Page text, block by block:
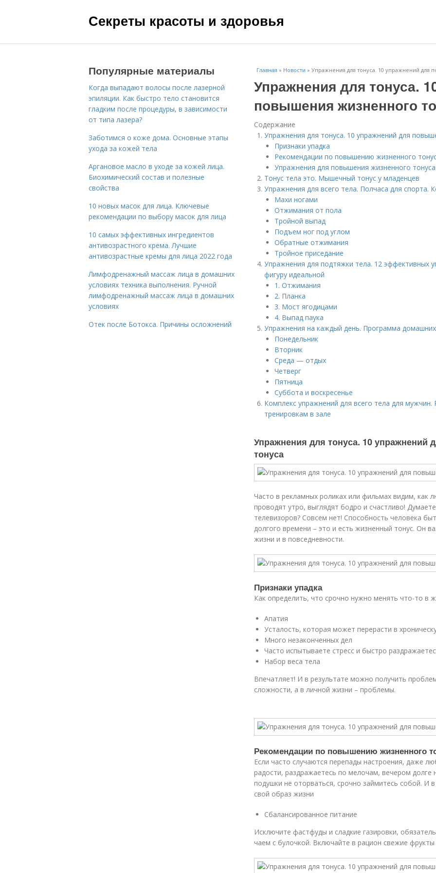
Секреты красоты и здоровья
Главная » Новости » Упражнения для тонуса. 10 упражнений для
Упражнения для тонуса.
повышения жизненного
Содержание
Упражнения для тонуса. 10 упражнений для
Признаки упадка
Рекомендации по повышению жизненного
Упражнения для повышения жизненного тонуса
Тонус тела это. Мышечный тонус у младенцев
Упражнения для всего тела. Полчаса для спорта.
Махи ногами
Отжимания от пола
Тройной выпад
Подъем ног под углом
Обратные отжимания
Тройное приседание
Упражнения для подтяжки тела. 12 эффективных
фигуру идеальной
1. Отжимания
2. Планка
3. Мост ягодицами
4. Выпад паука
Упражнения на каждый день. Программа
Понедельник
Вторник
Среда — отдых
Четверг
Пятница
Суббота и воскресенье
Комплекс упражнений для всего тела для
тренировкам в зале
Упражнения для тонуса. 10 упражнений
тонуса
Часто в рекламных роликах или фильмах видим, как
проводят утро, выглядят бодро и счастливо!
телевизоров? Совсем нет! Способность человека
долгого времени – это и есть жизненный тонус. Он
жизни и в повседневности.
Признаки упадка
Как определить, что срочно нужно менять что-то в
Апатия
Усталость, которая может перерасти в
Много незаконченных дел
Часто испытываете стресс и быстро
Набор веса тела
Впечатляет! И в результате можно получить
сложности, а в личной жизни – проблемы.
Рекомендации по повышению жизненного
Если часто случаются перепады настроения, даже
радости, раздражаетесь по мелочам, вечером долге
подушки не оторваться, срочно займитесь собой. И
свой образ жизни
Сбалансированное питание
Исключите фастфуды и сладкие газировки,
чаем с булочкой. Включайте в рацион свежие
Популярные материалы
Когда выпадают волосы после лазерной
эпиляции. Как быстро тело становится
гладким после процедуры, в зависимости
от типа лазера?
Заботимся о коже дома. Основные этапы
ухода за кожей тела
Аргановое масло в уходе за кожей лица.
Биохимический состав и полезные
свойства
10 новых масок для лица. Ключевые
рекомендации по выбору масок для лица
10 самых эффективных ингредиентов
антивозрастного крема. Лучшие
антивозрастные кремы для лица 2022 года
Лимфодренажный массаж лица в домашних
условиях техника выполнения. Ручной
лимфодренажный массаж лица в домашних
условиях
Отек после Ботокса. Причины осложнений